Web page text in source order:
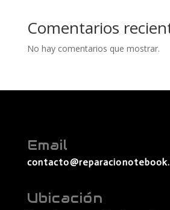
Comentarios
No hay comentarios que mostrar.
Email
Ubicación